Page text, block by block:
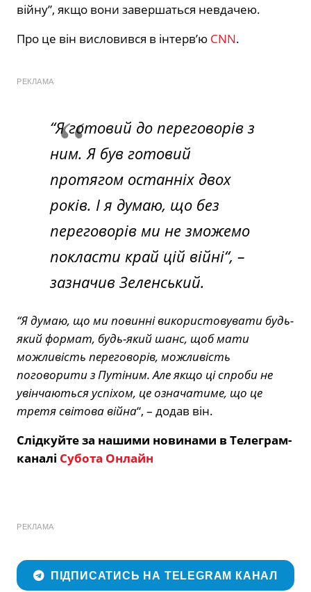
війну”, якщо вони завершаться невдачею.
Про це він висловився в інтерв’ю CNN.
РЕКЛАМА
“Я готовий до переговорів з
ним. Я був готовий
протягом останніх двох
років. І я думаю, що без
переговорів ми не зможемо
покласти край цій війні“, –
зазначив Зеленський.
“Я думаю, що ми повинні використовувати будь-
який формат, будь-який шанс, щоб мати
можливість переговорів, можливість
поговорити з Путіним. Але якщо ці спроби не
увінчаються успіхом, це означатиме, що це
третя світова війна“, – додав він.
Слідкуйте за нашими новинами в Телеграм-
каналі Субота Онлайн
РЕКЛАМА
ПІДПИСАТИСЬ НА TELEGRAM КАНАЛ